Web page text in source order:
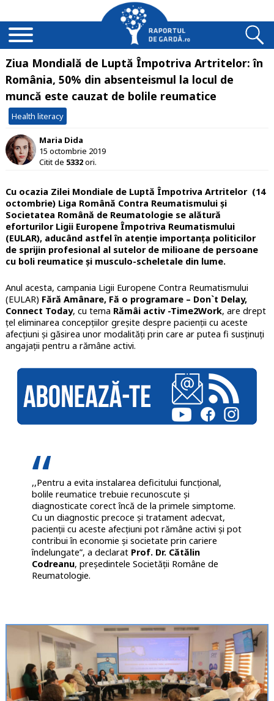
Ziua Mondială de Luptă Împotriva Artritelor: în
România, 50% din absenteismul la locul de
muncă este cauzat de bolile reumatice
Health literacy
Maria Dida
15 octombrie 2019
Citit de 5332ori.
Cu ocazia Zilei Mondiale de Luptă Împotriva Artritelor (14
octombrie) Liga Română Contra Reumatismului și
Societatea Română de Reumatologie se alătură
eforturilor Ligii Europene Împotriva Reumatismului
(EULAR), aducând astfel în atenție importanța politicilor
de sprijin profesional al sutelor de milioane de persoane
cu boli reumatice și musculo-scheletale din lume.
Anul acesta, campania Ligii Europene Contra Reumatismului
(EULAR) Fără Amânare, Fă o programare – Don`t Delay,
Connect Today, cu tema Rămâi activ -Time2Work, are drept
țel eliminarea concepțiilor greșite despre pacienții cu aceste
afecțiuni și găsirea unor modalități prin care ar putea fi susținuți
angajații pentru a rămâne activi.
,,Pentru a evita instalarea deficitului funcțional,
bolile reumatice trebuie recunoscute și
diagnosticate corect încă de la primele simptome.
Cu un diagnostic precoce și tratament adecvat,
pacienții cu aceste afecțiuni pot rămâne activi și pot
contribui în economie și societate prin cariere
îndelungate”, a declarat Prof. Dr. Cătălin
Codreanu, președintele Societății Române de
Reumatologie.